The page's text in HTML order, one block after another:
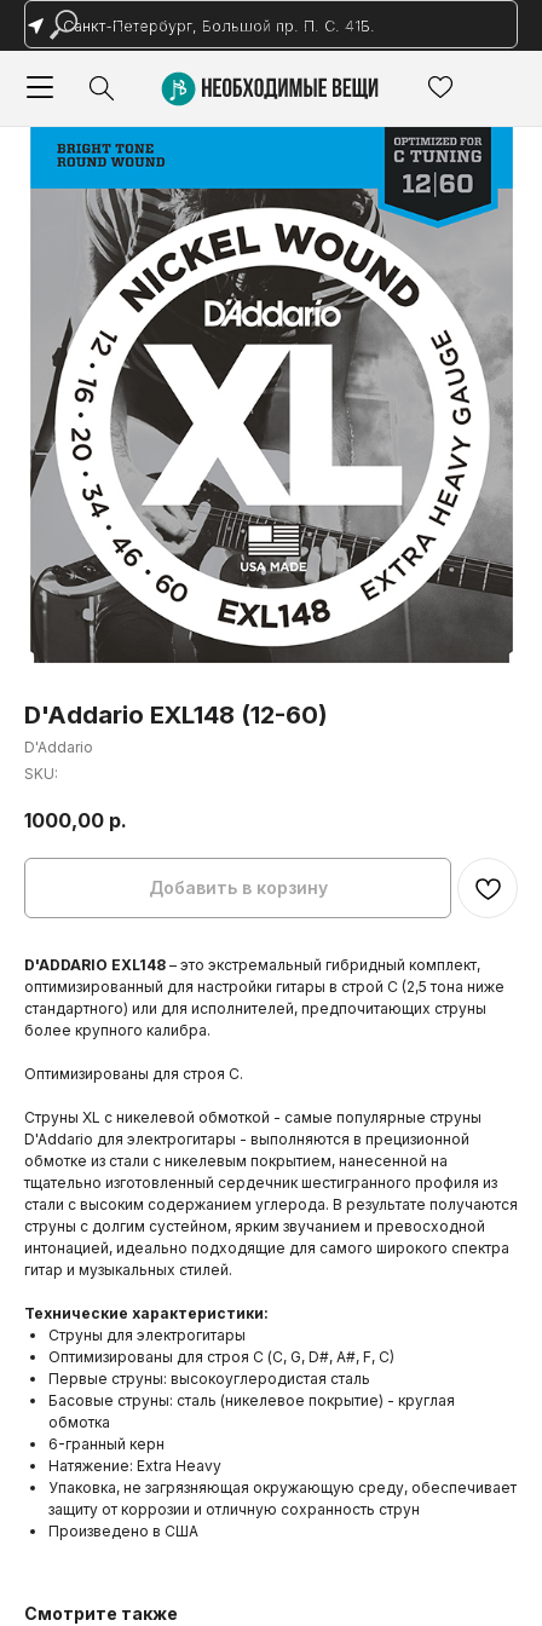
Санкт-Петербург, Большой пр. П. С. 41Б.
D'Addario EXL148 (12-60)
D'Addario
SKU:
1000,00 р.
Добавить в корзину
D'ADDARIO EXL148 – это экстремальный гибридный комплект,
оптимизированный для настройки гитары в строй C (2,5 тона ниже
стандартного) или для исполнителей, предпочитающих струны
более крупного калибра.
Оптимизированы для строя C.
Струны XL с никелевой обмоткой - самые популярные струны
D'Addario для электрогитары - выполняются в прецизионной
обмотке из стали с никелевым покрытием, нанесенной на
тщательно изготовленный сердечник шестигранного профиля из
стали с высоким содержанием углерода. В результате получаются
струны с долгим сустейном, ярким звучанием и превосходной
интонацией, идеально подходящие для самого широкого спектра
гитар и музыкальных стилей.
Технические характеристики:
Струны для электрогитары
Оптимизированы для строя C (С, G, D#, A#, F, C)
Первые струны: высокоуглеродистая сталь
Басовые струны: сталь (никелевое покрытие) - круглая
обмотка
6-гранный керн
Натяжение: Extra Heavy
Упаковка, не загрязняющая окружающую среду, обеспечивает
защиту от коррозии и отличную сохранность струн
Произведено в США
Смотрите также